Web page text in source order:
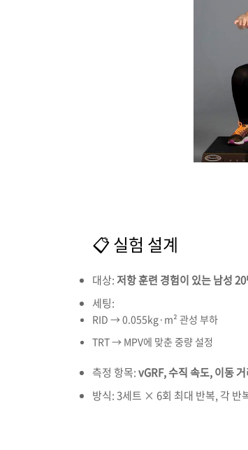
📋실험 설계
대상:저항훈련 경험이 있는남성20
세팅:
RID → 0.055kg·m² 관성 부하
TRT → MPV에 맞춘 중량 설정
측정 항목:vGRF,수직속도,이동
방식:3세트 × 6회 최대 반복, 각반